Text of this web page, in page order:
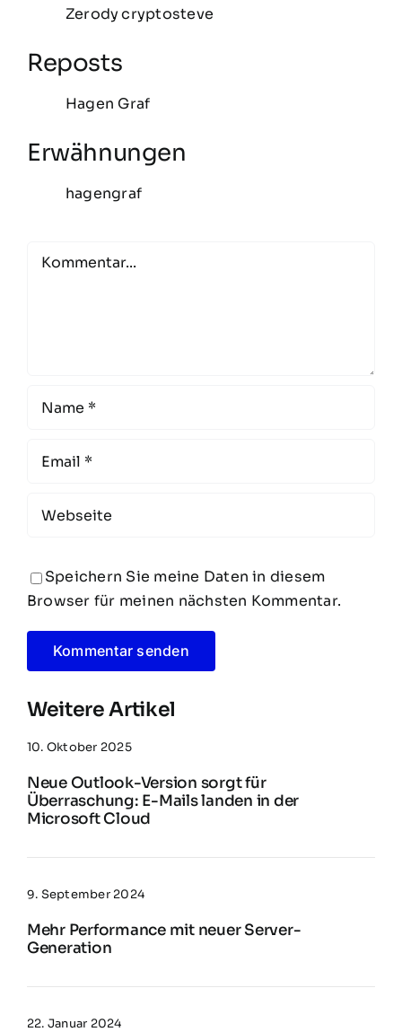
Zerody cryptosteve
Reposts
Hagen Graf
Erwähnungen
hagengraf
Comment
Speichern Sie meine Daten in diesem
Browser für meinen nächsten Kommentar.
Weitere Artikel
10. Oktober 2025
Neue Outlook-Version sorgt für
Überraschung: E-Mails landen in der
Microsoft Cloud
9. September 2024
Mehr Performance mit neuer Server-
Generation
22. Januar 2024